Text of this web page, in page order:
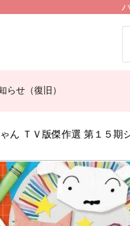
らせ（復旧）
ん ＴＶ版傑作選 第１５